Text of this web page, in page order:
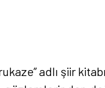
adlı şiir